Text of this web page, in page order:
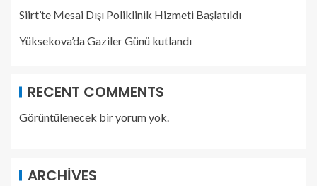
Siirt’te Mesai Dışı Poliklinik Hizmeti Başlatıldı
Yüksekova’da Gaziler Günü kutlandı
RECENT COMMENTS
Görüntülenecek bir yorum yok.
ARCHIVES